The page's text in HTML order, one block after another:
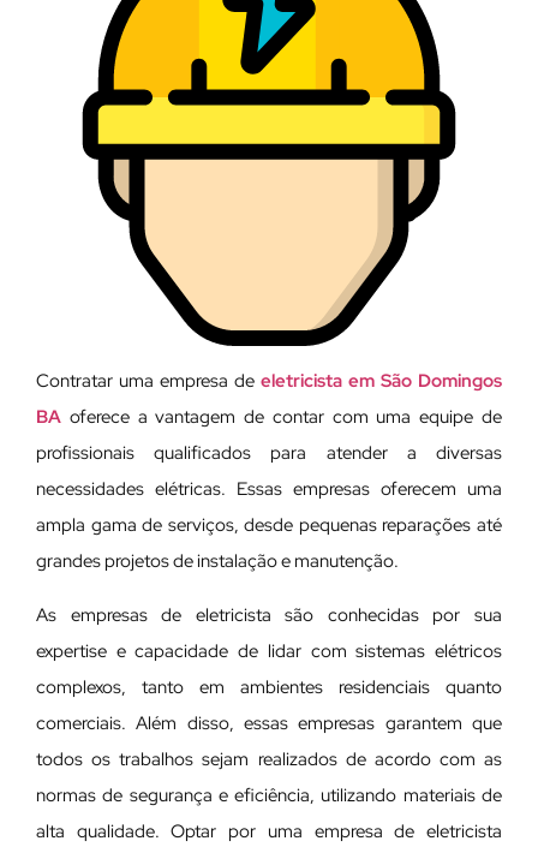
Contratar uma empresa de eletricista em São Domingos
BA oferece a vantagem de contar com uma equipe de
profissionais qualificados para atender a diversas
necessidades elétricas. Essas empresas oferecem uma
ampla gama de serviços, desde pequenas reparações até
grandes projetos de instalação e manutenção.
As empresas de eletricista são conhecidas por sua
expertise e capacidade de lidar com sistemas elétricos
complexos, tanto em ambientes residenciais quanto
comerciais. Além disso, essas empresas garantem que
todos os trabalhos sejam realizados de acordo com as
normas de segurança e eficiência, utilizando materiais de
alta qualidade. Optar por uma empresa de eletricista